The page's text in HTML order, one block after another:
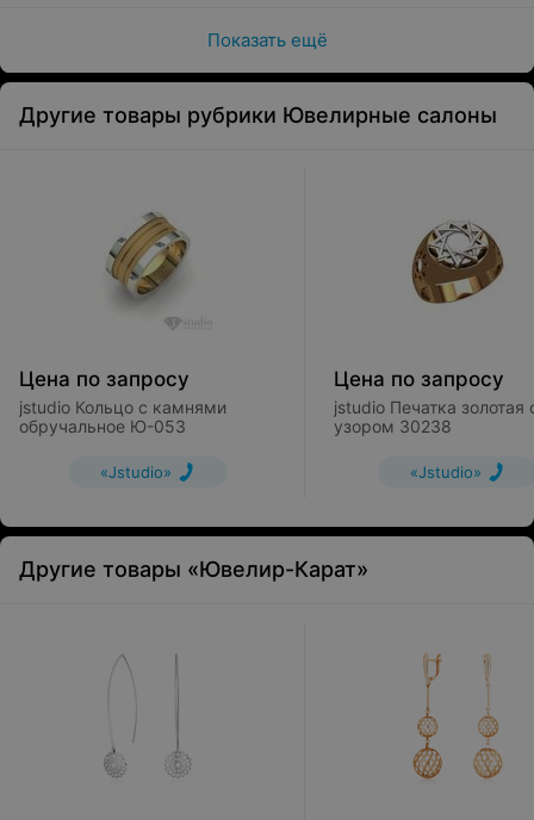
Показать ещё
Другие товары рубрики Ювелирные салоны
Цена по запросу
jstudio Кольцо с камнями
обручальное Ю-053
«Jstudio»
Цена по запросу
jstudio Печатка золотая
узором 30238
«Jstudio»
Другие товары «Ювелир-Карат»